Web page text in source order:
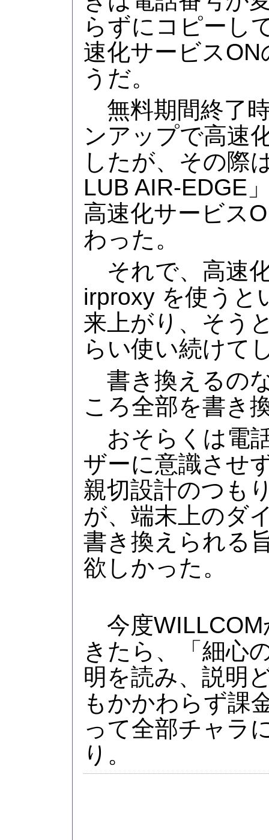
らずにコピーし
速化サービス
うだ。
無料期間終了
ンアップで高速
したが、その際
LUB AIR-EDGE
高速化サービス
わった。
それで、高速
irproxy を使うと
来上がり、そう
らい使い続けて
書き換えるの
ころ全部を書き
おそらくは電
ザーに意識させ
親切設計のつも
が、端末上のダ
書き換えられる
欲しかった。
今度WILLCOM
きたら、「細心
明を読み、説明
もかかわらず課
って全部チャラ
り。